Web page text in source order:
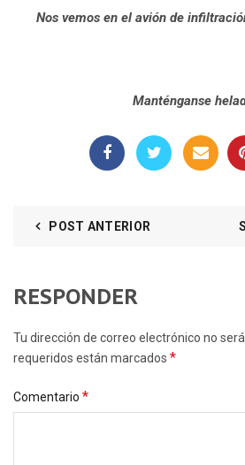
Nos vemos en el avión de
Manténganse
POST ANTERIOR
RESPONDER
Tu dirección de correo electrónico no
requeridos están marcados *
Comentario *